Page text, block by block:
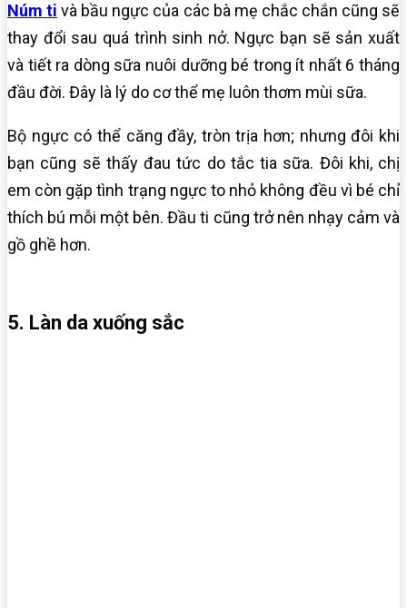
Núm ti và bầu ngực của các bà mẹ chắc chắn cũng sẽ
thay đổi sau quá trình sinh nở. Ngực bạn sẽ sản xuất
và tiết ra dòng sữa nuôi dưỡng bé trong ít nhất 6 tháng
đầu đời. Đây là lý do cơ thể mẹ luôn thơm mùi sữa.
Bộ ngực có thể căng đầy, tròn trịa hơn; nhưng đôi khi
bạn cũng sẽ thấy đau tức do tắc tia sữa. Đôi khi, chị
em còn gặp tình trạng ngực to nhỏ không đều vì bé chỉ
thích bú mỗi một bên. Đầu ti cũng trở nên nhạy cảm và
gồ ghề hơn.
5. Làn da xuống sắc